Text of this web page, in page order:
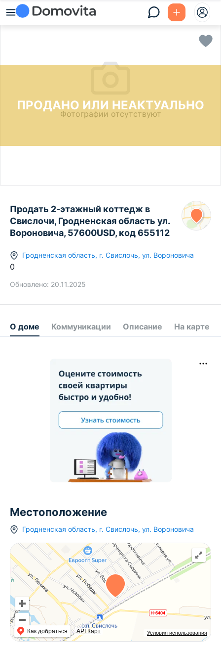
ПРОДАНО ИЛИ НЕАКТУАЛЬНО
Фотографии отсутствуют
Продать 2-этажный коттедж в
Свислочи, Гродненская область ул.
Вороновича, 57600USD, код 655112
Гродненская область, г. Свислочь, ул. Вороновича
0
Обновлено: 20.11.2025
О доме Коммуникации Описание На карте
Местоположение
Гродненская область, г. Свислочь, ул. Вороновича
Условия использования
Как добраться API Карт